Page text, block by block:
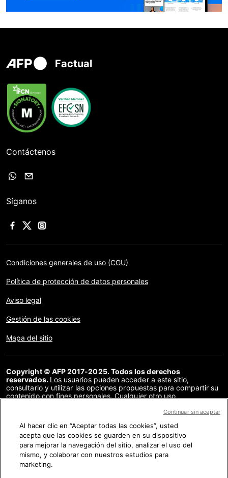
Factual
Contáctenos
Síganos
Condiciones generales de uso (CGU)
Política de protección de datos personales
Aviso legal
Gestión de las cookies
Mapa del sitio
Copyright © AFP 2017-2025. Todos los derechos
reservados. Los usuarios pueden acceder a este sitio,
consultarlo y utilizar las opciones propuestas para compartir su
contenido con fines personales. Cualquier otro uso,
distribución del contenido de este sitio, en su totalidad o en
acuerdo específico firmado con la AFP, está estrictamente
prohibido. Los elementos analizados en cada verificación se
presentan o se enlazan en tanto en cuanto son necesarios para
la correcta comprensión de la verificación en cuestión. La AFP
no cuenta con derechos sobre los autores ni sobre los
propietarios del copyright de estos contenidos de terceras
Al hacer clic en “Aceptar todas las cookies”, usted
acepta que las cookies se guarden en su dispositivo
para mejorar la navegación del sitio, analizar el uso del
mismo, y colaborar con nuestros estudios para
marketing.
Continuar sin aceptar